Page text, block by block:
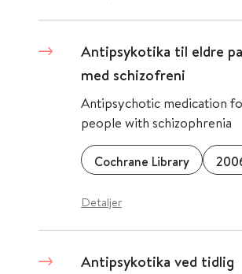
Antipsykotika til eldre
med schizofreni
Antipsychotic medication
people with schizophrenia
Cochrane Library
Detaljer
Antipsykotika ved tidlig